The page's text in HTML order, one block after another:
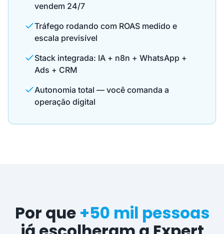
vendem 24/7
Tráfego rodando com ROAS medido e
escala previsível
Stack integrada: IA + n8n + WhatsApp +
Ads + CRM
Autonomia total — você comanda a
operação digital
Por que +50 mil pessoas